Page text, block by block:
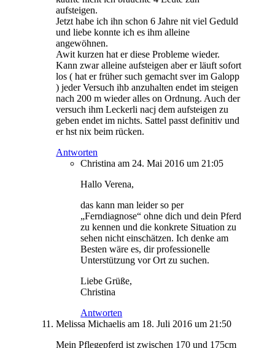
aufsteigen.
Jetzt habe ich ihn schon 6 Jahre nit viel Geduld
und liebe konnte ich es ihm alleine
angewöhnen.
Awit kurzen hat er diese Probleme wieder.
Kann zwar alleine aufsteigen aber er läuft sofort
los ( hat er früher such gemacht sver im Galopp
) jeder Versuch ihb anzuhalten endet im steigen
nach 200 m wieder alles on Ordnung. Auch der
versuch ihm Leckerli nacj dem aufsteigen zu
geben endet im nichts. Sattel passt definitiv und
er hst nix beim rücken.
Antworten
Christina am 24. Mai 2016 um 21:05
Hallo Verena,
das kann man leider so per
„Ferndiagnose“ ohne dich und dein Pferd
zu kennen und die konkrete Situation zu
sehen nicht einschätzen. Ich denke am
Besten wäre es, dir professionelle
Unterstützung vor Ort zu suchen.
Liebe Grüße,
Christina
Antworten
Melissa Michaelis am 18. Juli 2016 um 21:50
Mein Pflegepferd ist zwischen 170 und 175cm